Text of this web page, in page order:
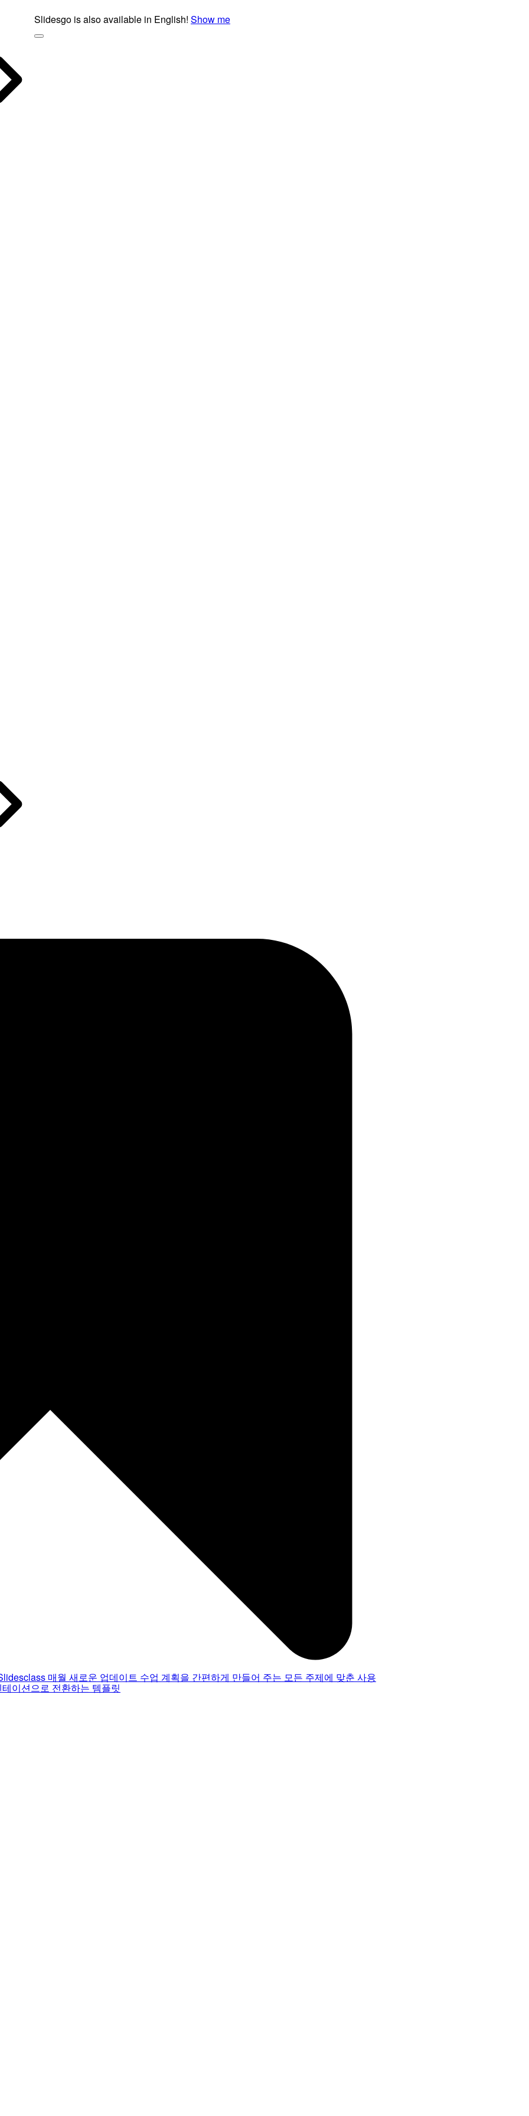
Slidesgo is also available in English! Show me
매월 새로운 업데이트 수업 계획을 간편하게 만들어 주는 모든 주제에 맞춘 사용
이션으로 전환하는 템플릿